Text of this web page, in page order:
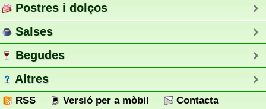
Postres i dolços
Salses
Begudes
Altres
RSS Versió per a mòbil Contacta